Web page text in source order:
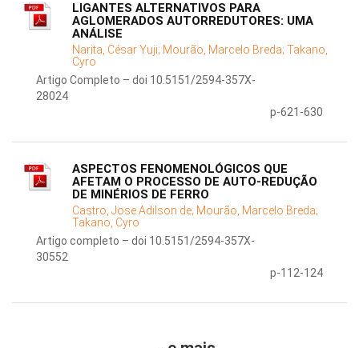
LIGANTES ALTERNATIVOS PARA
AGLOMERADOS AUTORREDUTORES: UMA
ANÁLISE
Narita, César Yuji; Mourão, Marcelo Breda; Takano,
Cyro
Artigo Completo – doi 10.5151/2594-357X-
28024
p-621-630
ASPECTOS FENOMENOLÓGICOS QUE
AFETAM O PROCESSO DE AUTO-REDUÇÃO
DE MINÉRIOS DE FERRO
Castro, Jose Adilson de; Mourão, Marcelo Breda;
Takano, Cyro
Artigo completo – doi 10.5151/2594-357X-
30552
p-112-124